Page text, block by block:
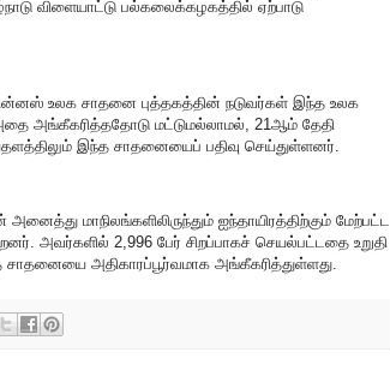
விளையாட்டு பல்கலைக்கழகத்தில் ஏற்பாடு
உலக சாதனை புத்தகத்தின் நடுவர்கள் இந்த உலக
அங்கீகரித்ததோடு மட்டுமல்லாமல், 21ஆம் தேதி
இந்த சாதனையைப் பதிவு செய்துள்ளனர்.
மாநிலங்களிலிருந்தும் ஐந்தாயிரத்திற்கும் மேற்பட்ட
அவர்களில் 2,996 பேர் சிறப்பாகச் செயல்பட்டதை உறுதி
அதிகாரப்பூர்வமாக அங்கீகரித்துள்ளது.